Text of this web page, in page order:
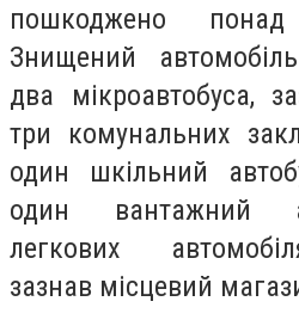
пошкоджено
Знищений
два мікроавтобуса,
три комунальних
один шкільний
один вантажний
легкових
зазнав місцевий